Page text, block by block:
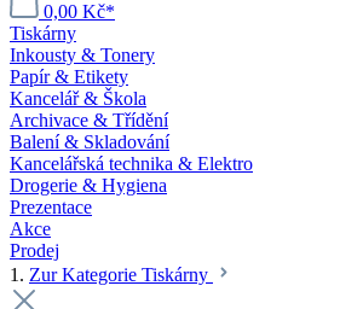
0,00 Kč*
Tiskárny
Inkousty & Tonery
Papír & Etikety
Kancelář & Škola
Archivace & Třídění
Balení & Skladování
Kancelářská technika & Elektro
Drogerie & Hygiena
Prezentace
Akce
Prodej
1. Zur Kategorie Tiskárny